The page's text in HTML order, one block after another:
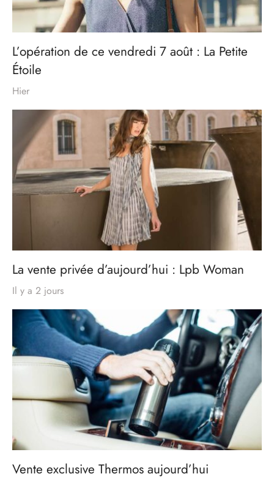
L’opération de ce vendredi 7 août : La Petite
Étoile
Hier
La vente privée d’aujourd’hui : Lpb Woman
Il y a 2 jours
Vente exclusive Thermos aujourd’hui